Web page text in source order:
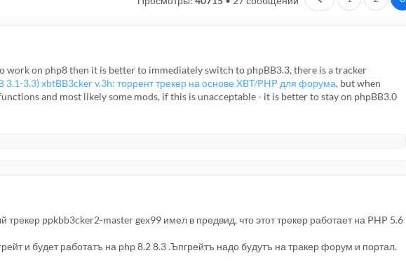
work on php8 then it is better to immediately switch to phpBB3.3, there is a tracker
3.3) xbtBB3cker v.3h: торрент трекер на основе XBT/PHP для форума, but when
and most likely some mods, if this is unacceptable - it is better to stay on phpBB3.0
ppkbb3cker2-master gex99 имел в предвид, что этот трекер работает на PHP 5.6
и будет работатъ на php 8.2 8.3 .Ъпгрейтъ надо будутъ на тракер форум и портал.